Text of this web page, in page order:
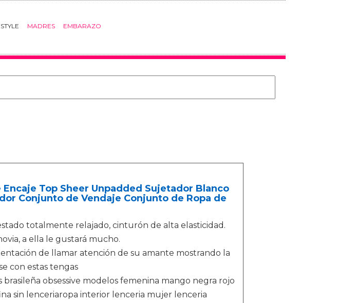
MADRES EMBARAZO
Encaje Top Sheer Unpadded Sujetador Blanco
Conjunto de Vendaje Conjunto de Ropa de
totalmente relajado, cinturón de alta elasticidad.
a ella le gustará mucho.
de llamar atención de su amante mostrando la
con estas tengas
brasileña obsessive modelos femenina mango negra rojo
sin lenceriaropa interior lenceria mujer lenceria